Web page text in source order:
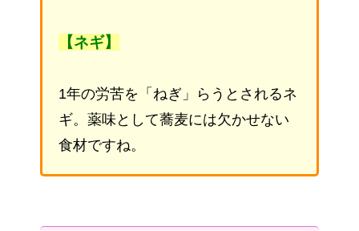
【ネギ】
1年の労苦を「ねぎ」らうとされるネ
ギ。薬味として蕎麦には欠かせない
食材ですね。